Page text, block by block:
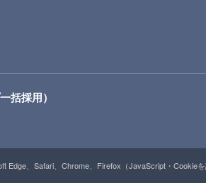
括採用）
Edge、Safari、Chrome、Firefox（JavaScript・Cookie